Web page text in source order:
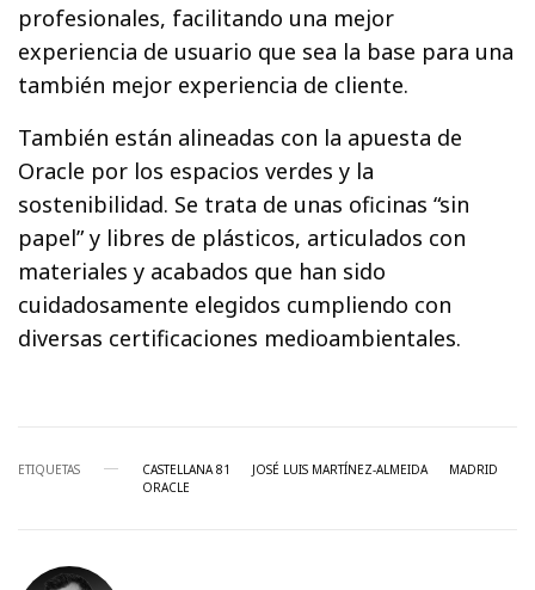
profesionales, facilitando una mejor
experiencia de usuario que sea la base para una
también mejor experiencia de cliente.
También están alineadas con la apuesta de
Oracle por los espacios verdes y la
sostenibilidad. Se trata de unas oficinas “sin
papel” y libres de plásticos, articulados con
materiales y acabados que han sido
cuidadosamente elegidos cumpliendo con
diversas certificaciones medioambientales.
ETIQUETAS CASTELLANA 81 JOSÉ LUIS MARTÍNEZ-ALMEIDA
MADRID
ORACLE